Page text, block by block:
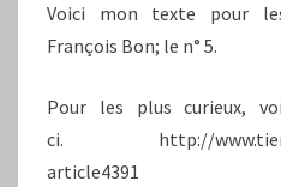
Voici mon texte pour
François Bon; le n° 5.
Pour les plus curieux,
ci. http://
article4391